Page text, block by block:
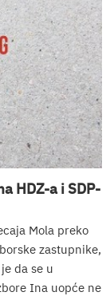
HDZ-a i SDP-
Mola preko
zastupnike,
da se u
Ina uopće ne